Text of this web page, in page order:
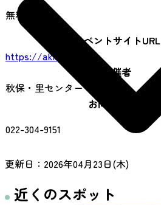
無料
イベントサイトURL
https://akiusato.jp/
主催者
秋保・里センター
お問い合わせ
022-304-9151
更新日： 2026年04月23日(木)
近くのスポット